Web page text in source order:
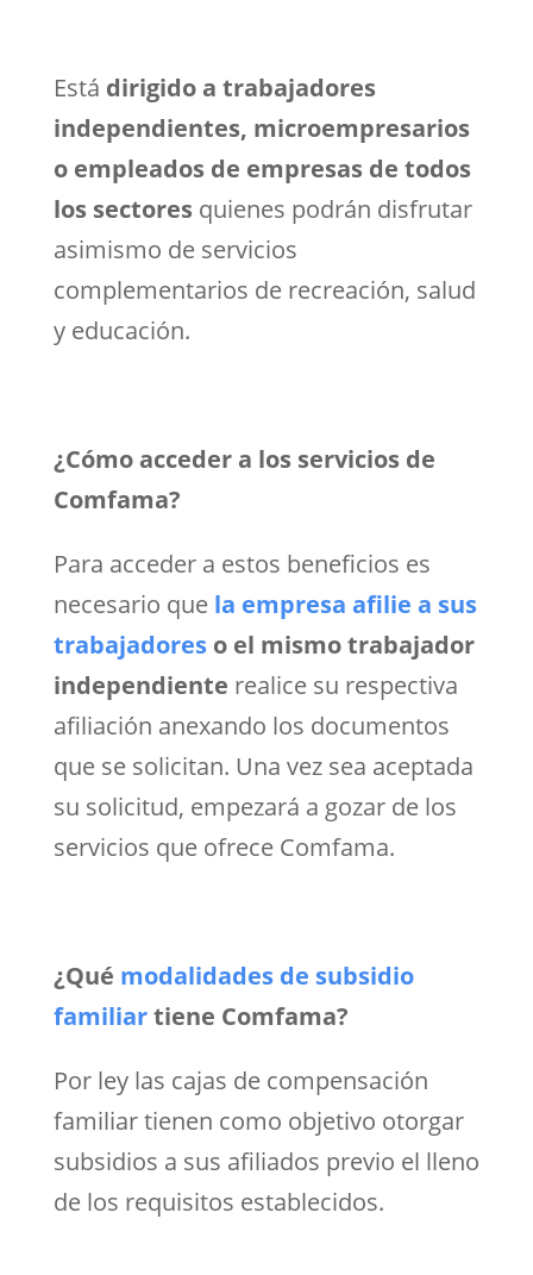
Está dirigido a trabajadores
independientes, microempresarios
o empleados de empresas de todos
los sectoresquienes podrán disfrutar
asimismo de servicios
complementarios de recreación, salud
y educación.
¿Cómo acceder a los servicios de
Comfama?
Para acceder a estos beneficios es
necesario que la empresa afilie a sus
trabajadoreso el mismo trabajador
independiente realice su respectiva
afiliación anexando los documentos
que se solicitan. Una vez sea aceptada
su solicitud, empezará a gozar de los
servicios que ofrece Comfama.
¿Qué modalidades de subsidio
familiartiene Comfama?
Por ley las cajas de compensación
familiar tienen como objetivo otorgar
subsidios a sus afiliados previo el lleno
de los requisitos establecidos.